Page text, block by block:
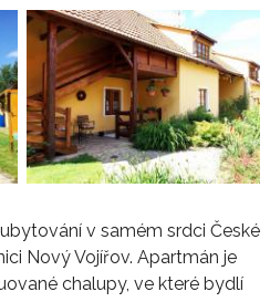
v samém srdci České
Nový Vojířov. Apartmán je
chalupy, ve které bydlí